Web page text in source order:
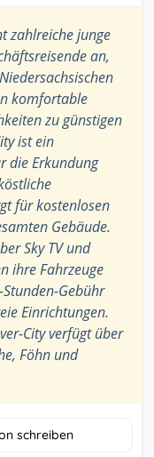
zahlreiche junge
an,
komfortable
zu günstigen
ist ein
die Erkundung
für kostenlosen
Gebäude.
Sky TV und
ihre Fahrzeuge
Gebühr
Einrichtungen.
City verfügt über
Föhn und
schreiben